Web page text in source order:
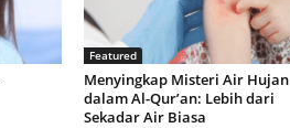
Featured
Menyingkap Misteri Air Hujan
dalam Al-Qur’an: Lebih dari
Sekadar Air Biasa